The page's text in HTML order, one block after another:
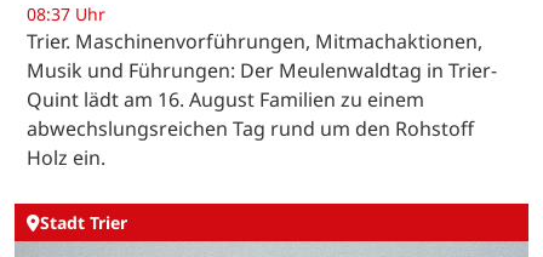
08:37 Uhr
Trier. Maschinenvorführungen, Mitmachaktionen,
Musik und Führungen: Der Meulenwaldtag in Trier-
Quint lädt am 16. August Familien zu einem
abwechslungsreichen Tag rund um den Rohstoff
Holz ein.
Stadt Trier